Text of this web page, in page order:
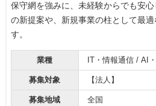
保守網を強みに、未経験からでも安
の新提案や、新規事業の柱として最
す。
業種 IT・情報通信 / AI
募集対象 【法人】
募集地域 全国